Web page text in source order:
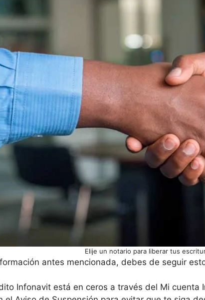
Elije un notario para liberar tus
antes mencionada, debes de seguir
Infonavit está en ceros a través del Mi cuenta